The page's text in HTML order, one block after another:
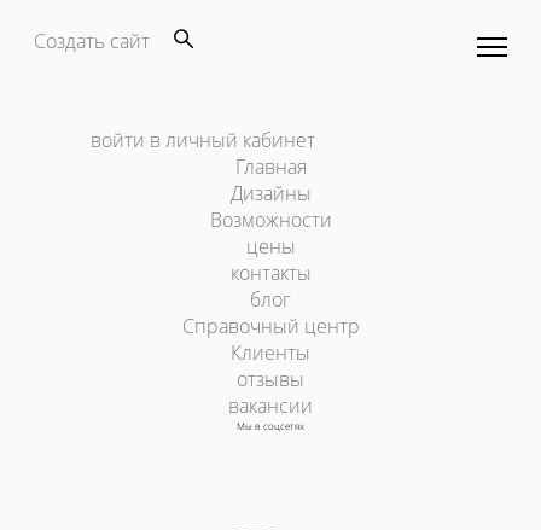
Создать сайт
войти в личный кабинет
Главная
Дизайны
Возможности
цены
контакты
блог
Справочный центр
Клиенты
отзывы
вакансии
Мы в соцсетях